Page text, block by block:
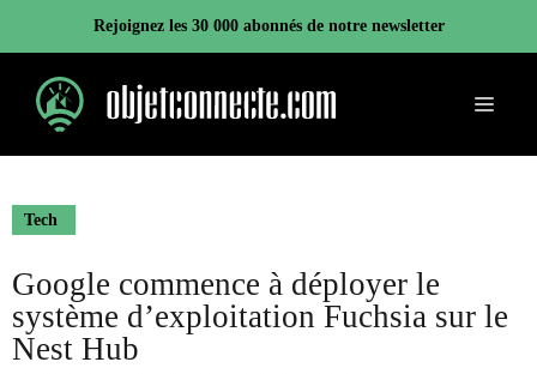
contenu
Rejoignez les 30 000 abonnés de notre newsletter
Menu
Tech
Google commence à déployer le
système d’exploitation Fuchsia sur le
Nest Hub